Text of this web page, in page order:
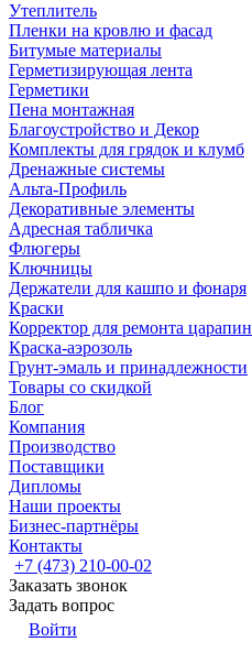
Утеплитель
Пленки на кровлю и фасад
Битумые материалы
Герметизирующая лента
Герметики
Пена монтажная
Благоустройство и Декор
Комплекты для грядок и клумб
Дренажные системы
Альта-Профиль
Декоративные элементы
Адресная табличка
Флюгеры
Ключницы
Держатели для кашпо и фонаря
Краски
Корректор для ремонта царапин
Краска-аэрозоль
Грунт-эмаль и принадлежности
Товары со скидкой
Блог
Компания
Производство
Поставщики
Дипломы
Наши проекты
Бизнес-партнёры
Контакты
+7 (473) 210-00-02
Заказать звонок
Задать вопрос
Войти